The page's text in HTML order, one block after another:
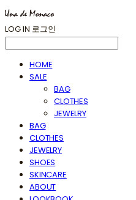
LOG IN 로그인
HOME
SALE
BAG
CLOTHES
JEWELRY
BAG
CLOTHES
JEWELRY
SHOES
SKINCARE
ABOUT